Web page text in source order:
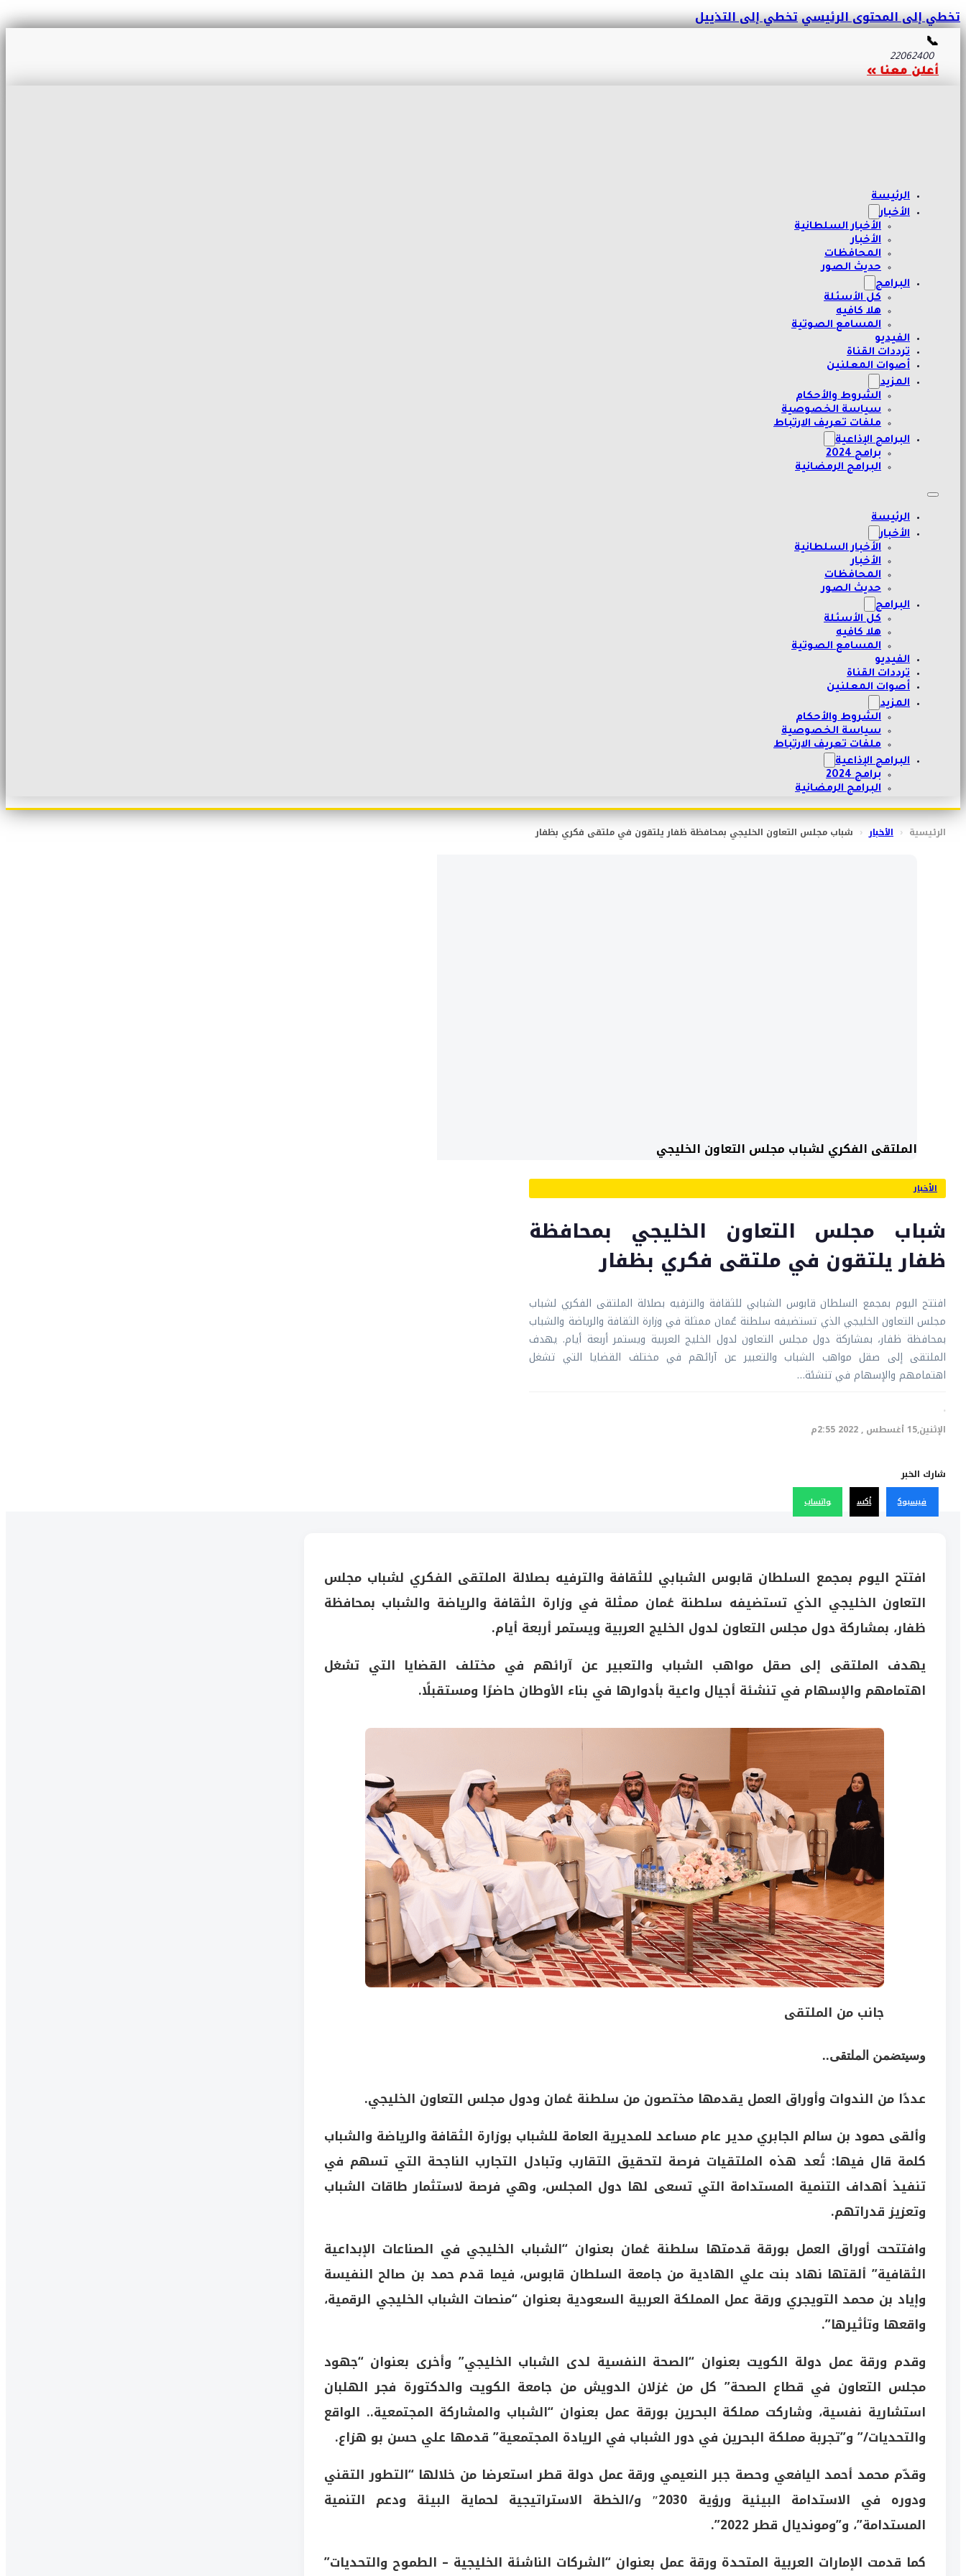
تخطي إلى المحتوى الرئيسيتخطي إلى التذييل
📞
22062400
أعلن معنا »
الرئيسة
الأخبار
الأخبار السلطانية
الأخبار
المحافظات
حديث الصور
البرامج
كل الأسئلة
هلا كافيه
المسامع الصوتية
الفيديو
ترددات القناة
أصوات المعلنين
المزيد
الشروط والأحكام
سياسة الخصوصية
ملفات تعريف الارتباط
البرامج الإذاعية
برامج 2024
البرامج الرمضانية
الرئيسة
الأخبار
الأخبار السلطانية
الأخبار
المحافظات
حديث الصور
البرامج
كل الأسئلة
هلا كافيه
المسامع الصوتية
الفيديو
ترددات القناة
أصوات المعلنين
المزيد
الشروط والأحكام
سياسة الخصوصية
ملفات تعريف الارتباط
البرامج الإذاعية
برامج 2024
البرامج الرمضانية
الرئيسية ‹ الأخبار ‹ شباب مجلس التعاون الخليجي بمحافظة ظفار يلتقون في ملتقى فكري بظفار
الملتقى الفكري لشباب مجلس التعاون الخليجي
الأخبار
شباب مجلس التعاون الخليجي بمحافظة
ظفار يلتقون في ملتقى فكري بظفار
افتتح اليوم بمجمع السلطان قابوس الشبابي للثقافة والترفيه بصلالة الملتقى الفكري لشباب
مجلس التعاون الخليجي الذي تستضيفه سلطنة عُمان ممثلة في وزارة الثقافة والرياضة والشباب
بمحافظة ظفار، بمشاركة دول مجلس التعاون لدول الخليج العربية ويستمر أربعة أيام. يهدف
الملتقى إلى صقل مواهب الشباب والتعبير عن آرائهم في مختلف القضايا التي تشغل
اهتمامهم والإسهام في تنشئة…
·
الإثنين,15 أغسطس , 2022 2:55م
شارك الخبر
فيسبوك أكس واتساب
افتتح اليوم بمجمع السلطان قابوس الشبابي للثقافة والترفيه بصلالة الملتقى الفكري لشباب مجلس
التعاون الخليجي الذي تستضيفه سلطنة عُمان ممثلة في وزارة الثقافة والرياضة والشباب بمحافظة
ظفار، بمشاركة دول مجلس التعاون لدول الخليج العربية ويستمر أربعة أيام.
يهدف الملتقى إلى صقل مواهب الشباب والتعبير عن آرائهم في مختلف القضايا التي تشغل
اهتمامهم والإسهام في تنشئة أجيال واعية بأدوارها في بناء الأوطان حاضرًا ومستقبلًا.
جانب من الملتقى
وسيتضمن الملتقى..
عددًا من الندوات وأوراق العمل يقدمها مختصون من سلطنة عُمان ودول مجلس التعاون الخليجي.
وألقى حمود بن سالم الجابري مدير عام مساعد للمديرية العامة للشباب بوزارة الثقافة والرياضة والشباب
كلمة قال فيها: تُعد هذه الملتقيات فرصة لتحقيق التقارب وتبادل التجارب الناجحة التي تسهم في
تنفيذ أهداف التنمية المستدامة التي تسعى لها دول المجلس، وهي فرصة لاستثمار طاقات الشباب
وتعزيز قدراتهم.
وافتتحت أوراق العمل بورقة قدمتها سلطنة عُمان بعنوان “الشباب الخليجي في الصناعات الإبداعية
الثقافية” ألقتها نهاد بنت علي الهادية من جامعة السلطان قابوس، فيما قدم حمد بن صالح النفيسة
وإياد بن محمد التويجري ورقة عمل المملكة العربية السعودية بعنوان “منصات الشباب الخليجي الرقمية،
واقعها وتأثيرها”.
وقدم ورقة عمل دولة الكويت بعنوان “الصحة النفسية لدى الشباب الخليجي” وأخرى بعنوان “جهود
مجلس التعاون في قطاع الصحة” كل من غزلان الدويش من جامعة الكويت والدكتورة فجر الهلبان
استشارية نفسية، وشاركت مملكة البحرين بورقة عمل بعنوان “الشباب والمشاركة المجتمعية.. الواقع
والتحديات/” و”تجربة مملكة البحرين في دور الشباب في الريادة المجتمعية” قدمها علي حسن بو هزاع.
وقدّم محمد أحمد اليافعي وحصة جبر النعيمي ورقة عمل دولة قطر استعرضا من خلالها “التطور التقني
ودوره في الاستدامة البيئية ورؤية 2030″ و/الخطة الاستراتيجية لحماية البيئة ودعم التنمية
المستدامة”، و”ومونديال قطر 2022”.
كما قدمت الإمارات العربية المتحدة ورقة عمل بعنوان “الشركات الناشئة الخليجية – الطموح والتحديات”